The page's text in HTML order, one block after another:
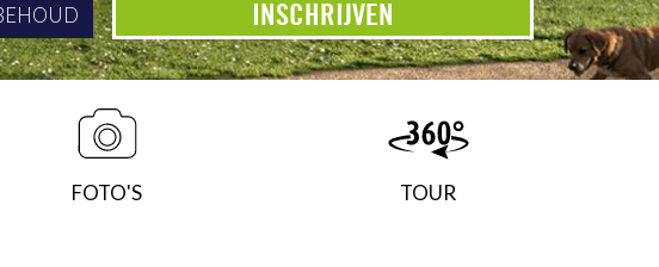
INSCHRIJVEN
FOTO'S TOUR